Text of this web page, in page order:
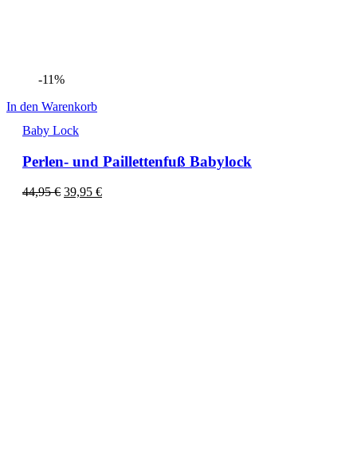
-11%
In den Warenkorb
Baby Lock
Perlen- und Paillettenfuß Babylock
44,95€ 39,95 €